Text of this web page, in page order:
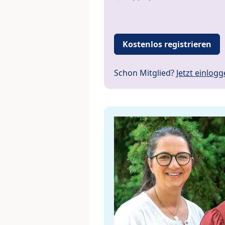
Kostenlos registrieren
Schon Mitglied? Jetzt